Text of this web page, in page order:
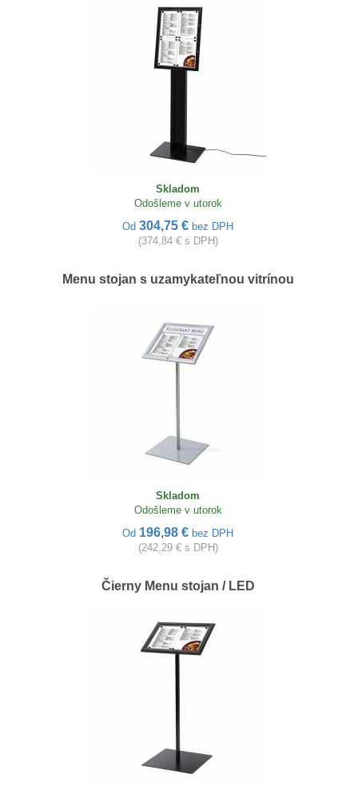
Skladom
Odošleme v utorok
Od 304,75 € bez DPH
(374,84 € s DPH)
Menu stojan s uzamykateľnou vitrínou
Skladom
Odošleme v utorok
Od 196,98 € bez DPH
(242,29 € s DPH)
Čierny Menu stojan / LED